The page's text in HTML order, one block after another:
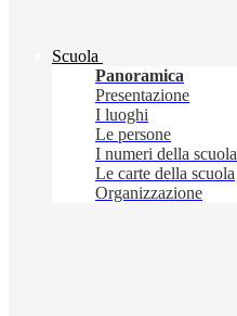
Scuola
Panoramica
Presentazione
I luoghi
Le persone
I numeri della scuola
Le carte della scuola
Organizzazione